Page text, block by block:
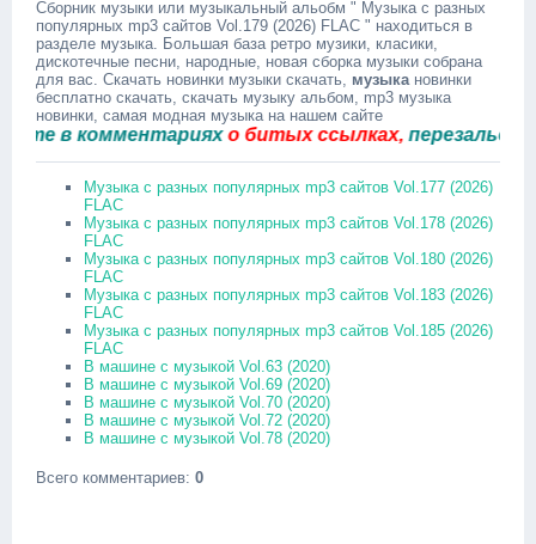
Сборник музыки или музыкальный альобм " Музыка с разных
популярных mp3 сайтов Vol.179 (2026) FLAC " находиться в
разделе музыка. Большая база ретро музики, класики,
дискотечные песни, народные, новая сборка музыки собрана
для вас. Скачать новинки музыки скачать, музыкановинки
бесплатно скачать, скачать музыку альбом, mp3 музыка
новинки, самая модная музыка на нашем сайте
комментарияхо битых ссылках,перезальём
Музыка с разных популярных mp3 сайтов Vol.177 (2026)
FLAC
Музыка с разных популярных mp3 сайтов Vol.178 (2026)
FLAC
Музыка с разных популярных mp3 сайтов Vol.180 (2026)
FLAC
Музыка с разных популярных mp3 сайтов Vol.183 (2026)
FLAC
Музыка с разных популярных mp3 сайтов Vol.185 (2026)
FLAC
В машине с музыкой Vol.63 (2020)
В машине с музыкой Vol.69 (2020)
В машине с музыкой Vol.70 (2020)
В машине с музыкой Vol.72 (2020)
В машине с музыкой Vol.78 (2020)
Всего комментариев: 0